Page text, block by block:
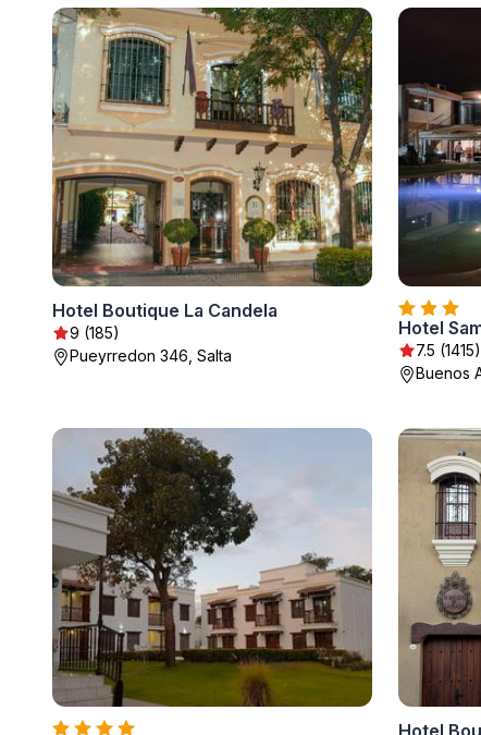
Hotel Boutique La Candela
9 (185)
Pueyrredon 346, Salta
Hotel
7.5 (1415)
Buenos
Hotel